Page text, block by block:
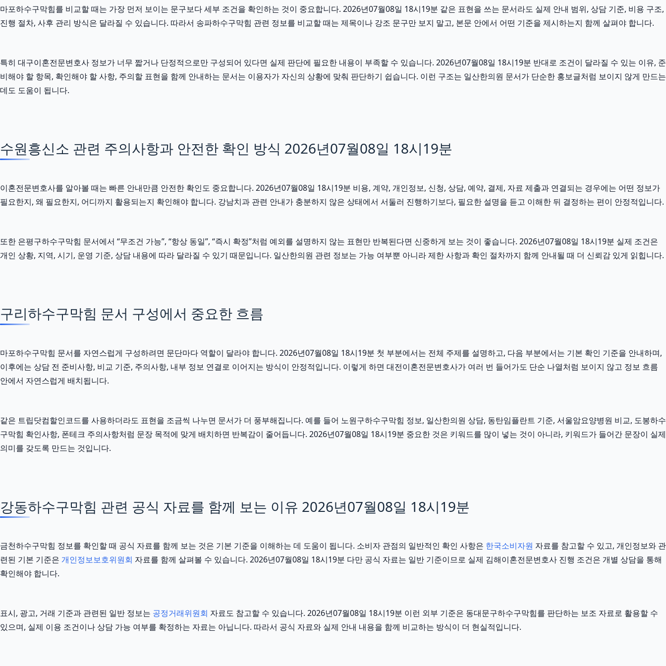
마포하수구막힘를 비교할 때는 가장 먼저 보이는 문구보다 세부 조건을 확인하는 것이 중요합니다. 2026년07월08일 18시19분 같은 표현을 쓰는 문서라도 실제 안내 범위, 상담 기준, 비용 구조,
진행 절차, 사후 관리 방식은 달라질 수 있습니다. 따라서 송파하수구막힘 관련 정보를 비교할 때는 제목이나 강조 문구만 보지 말고, 본문 안에서 어떤 기준을 제시하는지 함께 살펴야 합니다.
특히 대구이혼전문변호사 정보가 너무 짧거나 단정적으로만 구성되어 있다면 실제 판단에 필요한 내용이 부족할 수 있습니다. 2026년07월08일 18시19분 반대로 조건이 달라질 수 있는 이유, 준
비해야 할 항목, 확인해야 할 사항, 주의할 표현을 함께 안내하는 문서는 이용자가 자신의 상황에 맞춰 판단하기 쉽습니다. 이런 구조는 일산한의원 문서가 단순한 홍보글처럼 보이지 않게 만드는
데도 도움이 됩니다.
수원흥신소 관련 주의사항과 안전한 확인 방식 2026년07월08일 18시19분
이혼전문변호사를 알아볼 때는 빠른 안내만큼 안전한 확인도 중요합니다. 2026년07월08일 18시19분 비용, 계약, 개인정보, 신청, 상담, 예약, 결제, 자료 제출과 연결되는 경우에는 어떤 정보가
필요한지, 왜 필요한지, 어디까지 활용되는지 확인해야 합니다. 강남치과 관련 안내가 충분하지 않은 상태에서 서둘러 진행하기보다, 필요한 설명을 듣고 이해한 뒤 결정하는 편이 안정적입니다.
또한 은평구하수구막힘 문서에서 “무조건 가능”, “항상 동일”, “즉시 확정”처럼 예외를 설명하지 않는 표현만 반복된다면 신중하게 보는 것이 좋습니다. 2026년07월08일 18시19분 실제 조건은
개인 상황, 지역, 시기, 운영 기준, 상담 내용에 따라 달라질 수 있기 때문입니다. 일산한의원 관련 정보는 가능 여부뿐 아니라 제한 사항과 확인 절차까지 함께 안내될 때 더 신뢰감 있게 읽힙니다.
구리하수구막힘 문서 구성에서 중요한 흐름
마포하수구막힘 문서를 자연스럽게 구성하려면 문단마다 역할이 달라야 합니다. 2026년07월08일 18시19분 첫 부분에서는 전체 주제를 설명하고, 다음 부분에서는 기본 확인 기준을 안내하며,
이후에는 상담 전 준비사항, 비교 기준, 주의사항, 내부 정보 연결로 이어지는 방식이 안정적입니다. 이렇게 하면 대전이혼전문변호사가 여러 번 들어가도 단순 나열처럼 보이지 않고 정보 흐름
안에서 자연스럽게 배치됩니다.
같은 트립닷컴할인코드를 사용하더라도 표현을 조금씩 나누면 문서가 더 풍부해집니다. 예를 들어 노원구하수구막힘 정보, 일산한의원 상담, 동탄임플란트 기준, 서울암요양병원 비교, 도봉하수
구막힘 확인사항, 폰테크 주의사항처럼 문장 목적에 맞게 배치하면 반복감이 줄어듭니다. 2026년07월08일 18시19분 중요한 것은 키워드를 많이 넣는 것이 아니라, 키워드가 들어간 문장이 실제
의미를 갖도록 만드는 것입니다.
강동하수구막힘 관련 공식 자료를 함께 보는 이유 2026년07월08일 18시19분
금천하수구막힘 정보를 확인할 때 공식 자료를 함께 보는 것은 기본 기준을 이해하는 데 도움이 됩니다. 소비자 관점의 일반적인 확인 사항은 한국소비자원 자료를 참고할 수 있고, 개인정보와 관
련된 기본 기준은 개인정보보호위원회 자료를 함께 살펴볼 수 있습니다. 2026년07월08일 18시19분 다만 공식 자료는 일반 기준이므로 실제 김해이혼전문변호사 진행 조건은 개별 상담을 통해
확인해야 합니다.
표시, 광고, 거래 기준과 관련된 일반 정보는 공정거래위원회 자료도 참고할 수 있습니다. 2026년07월08일 18시19분 이런 외부 기준은 동대문구하수구막힘를 판단하는 보조 자료로 활용할 수
있으며, 실제 이용 조건이나 상담 가능 여부를 확정하는 자료는 아닙니다. 따라서 공식 자료와 실제 안내 내용을 함께 비교하는 방식이 더 현실적입니다.